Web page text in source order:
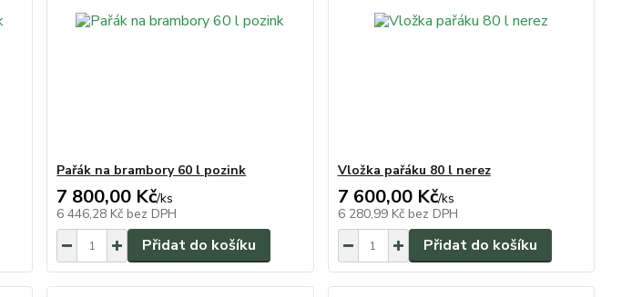
Pařák na brambory 60 l pozink
7 800,00 Kč/ks
6 446,28 Kč bez DPH
Přidat do košíku
Vložka pařáku 80 l nerez
7 600,00 Kč/ks
6 280,99 Kč bez DPH
Přidat do košíku